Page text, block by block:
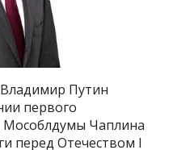
Путин
первого
Мособлдумы Чаплина
перед Отечеством I